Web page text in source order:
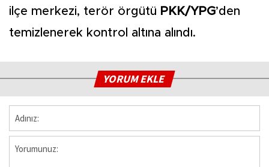
ilçe merkezi, terör örgütü PKK/YPG’den
temizlenerek kontrol altına alındı.
YORUM EKLE